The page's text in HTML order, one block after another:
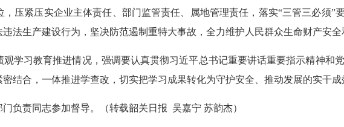
紧压实企业主体责任、部门监管责任、属地管理责任，落实“三管三必须”
法生产建设行为，坚决防范遏制重特大事故，全力维护人民群众生命财产安全
习教育推进情况，强调要认真贯彻习近平总书记重要讲话重要指示精神和
结合，一体推进学查改，切实把学习成果转化为守护安全、推动发展的实干成
责同志参加督导。（转载韶关日报 吴嘉宁 苏韵杰）